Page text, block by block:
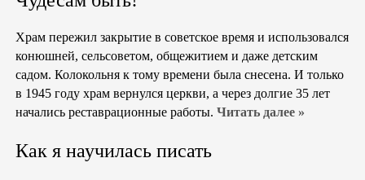
Храм пережил закрытие в советское время и использовался
конюшней, сельсоветом, общежитием и даже детским
садом. Колокольня к тому времени была снесена. И только
в 1945 году храм вернулся церкви, а через долгие 35 лет
начались реставрационные работы. Читать далее »
Как я научилась писать